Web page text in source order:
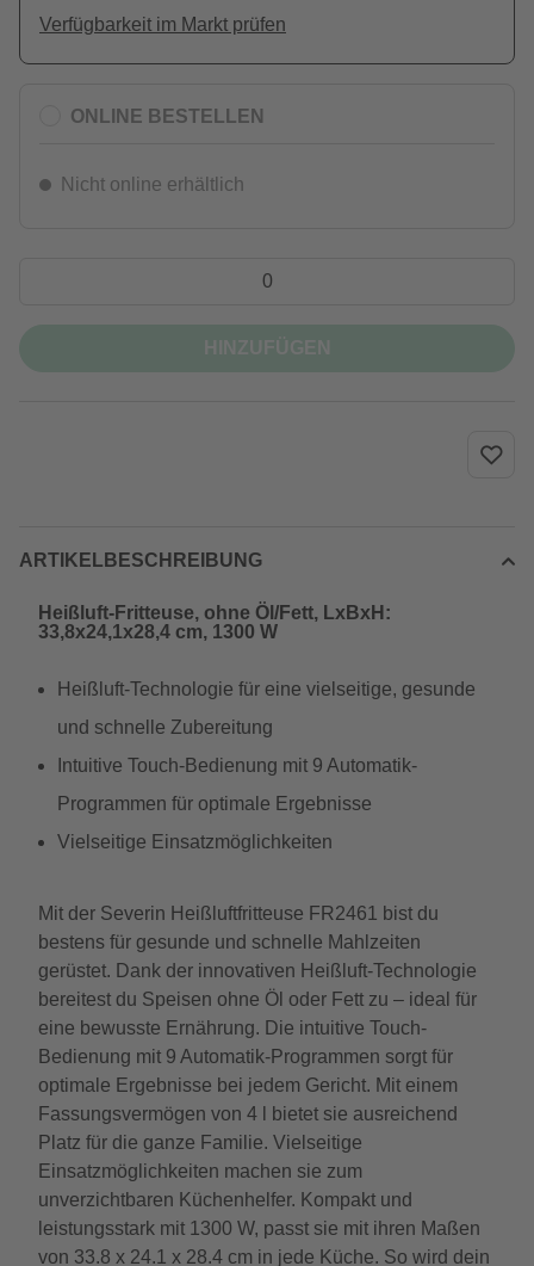
Verfügbarkeit im Markt prüfen
ONLINE BESTELLEN
Nicht online erhältlich
ARTIKELBESCHREIBUNG
Heißluft-Fritteuse, ohne Öl/Fett, LxBxH:
33,8x24,1x28,4 cm, 1300 W
Heißluft-Technologie für eine vielseitige, gesunde
und schnelle Zubereitung
Intuitive Touch-Bedienung mit 9 Automatik-
Programmen für optimale Ergebnisse
Vielseitige Einsatzmöglichkeiten
Mit der Severin Heißluftfritteuse FR2461 bist du
bestens für gesunde und schnelle Mahlzeiten
gerüstet. Dank der innovativen Heißluft-Technologie
bereitest du Speisen ohne Öl oder Fett zu – ideal für
eine bewusste Ernährung. Die intuitive Touch-
Bedienung mit 9 Automatik-Programmen sorgt für
optimale Ergebnisse bei jedem Gericht. Mit einem
Fassungsvermögen von 4 l bietet sie ausreichend
Platz für die ganze Familie. Vielseitige
Einsatzmöglichkeiten machen sie zum
unverzichtbaren Küchenhelfer. Kompakt und
leistungsstark mit 1300 W, passt sie mit ihren Maßen
von 33.8 x 24.1 x 28.4 cm in jede Küche. So wird dein